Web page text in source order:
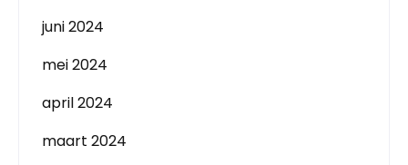
juni 2024
mei 2024
april 2024
maart 2024